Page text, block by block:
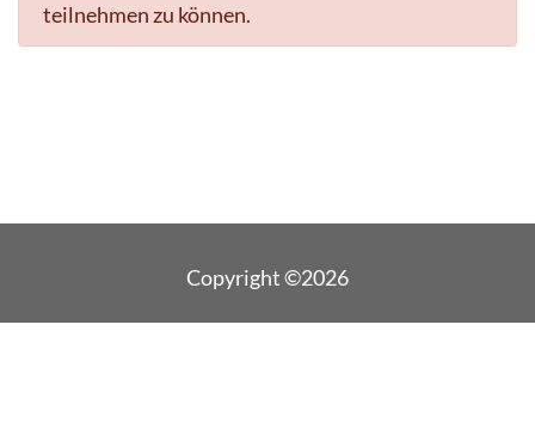
teilnehmen zu können.
Copyright ©2026